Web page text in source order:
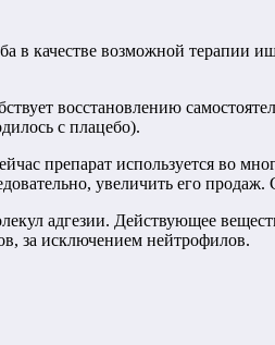
в качестве возможной терапии
восстановлению
с плацебо).
препарат используется во
увеличить его
адгезии. Действующее
за исключением нейтрофилов.